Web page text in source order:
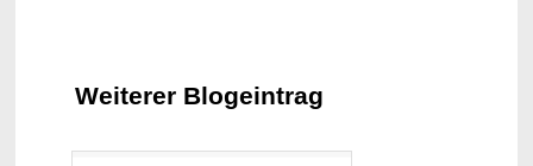
Weiterer Blogeintrag